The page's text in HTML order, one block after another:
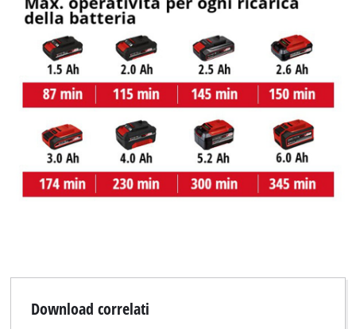
to trackers that are not disclosed to the
the site with their CMP to add this content
Download correlati